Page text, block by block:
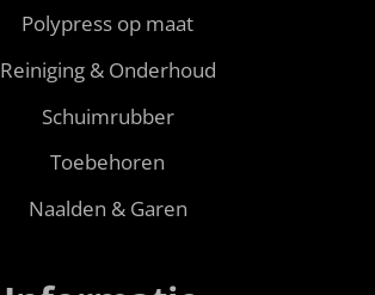
Polypress op maat
Reiniging & Onderhoud
Schuimrubber
Toebehoren
Naalden & Garen